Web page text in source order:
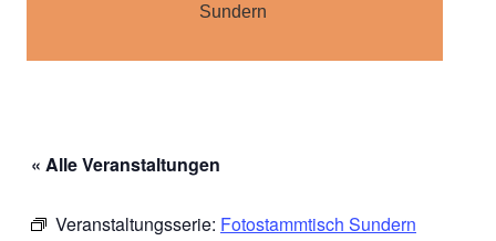
Sundern
« Alle Veranstaltungen
Veranstaltungsserie: Fotostammtisch Sundern